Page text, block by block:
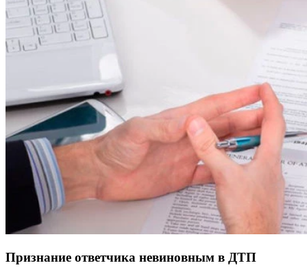
Признание ответчика невиновным в ДТП